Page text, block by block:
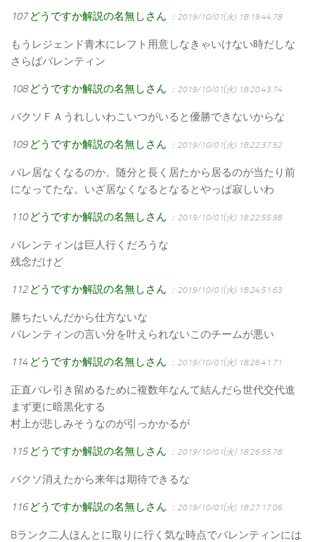
107 どうですか解説の名無しさん ：2019/10/01(火) 18:19:44.78
もうレジェンド青木にレフト用意しなきゃいけない時だしな
さらばバレンティン
108 どうですか解説の名無しさん ：2019/10/01(火) 18:20:43.74
バクソＦＡうれしいわこいつがいると優勝できないからな
109 どうですか解説の名無しさん ：2019/10/01(火) 18:22:37.52
バレ居なくなるのか。随分と長く居たから居るのが当たり前
になってたな。いざ居なくなるとなるとやっぱ寂しいわ
110 どうですか解説の名無しさん ：2019/10/01(火) 18:22:55.98
バレンティンは巨人行くだろうな
残念だけど
112 どうですか解説の名無しさん ：2019/10/01(火) 18:24:51.63
勝ちたいんだから仕方ないな
バレンティンの言い分を叶えられないこのチームが悪い
114 どうですか解説の名無しさん ：2019/10/01(火) 18:26:41.71
正直バレ引き留めるために複数年なんて結んだら世代交代進
まず更に暗黒化する
村上が悲しみそうなのが引っかかるが
115 どうですか解説の名無しさん ：2019/10/01(火) 18:26:55.78
バクソ消えたから来年は期待できるな
116 どうですか解説の名無しさん ：2019/10/01(火) 18:27:17.06
Bランク二人ほんとに取りに行く気な時点でバレンティンには